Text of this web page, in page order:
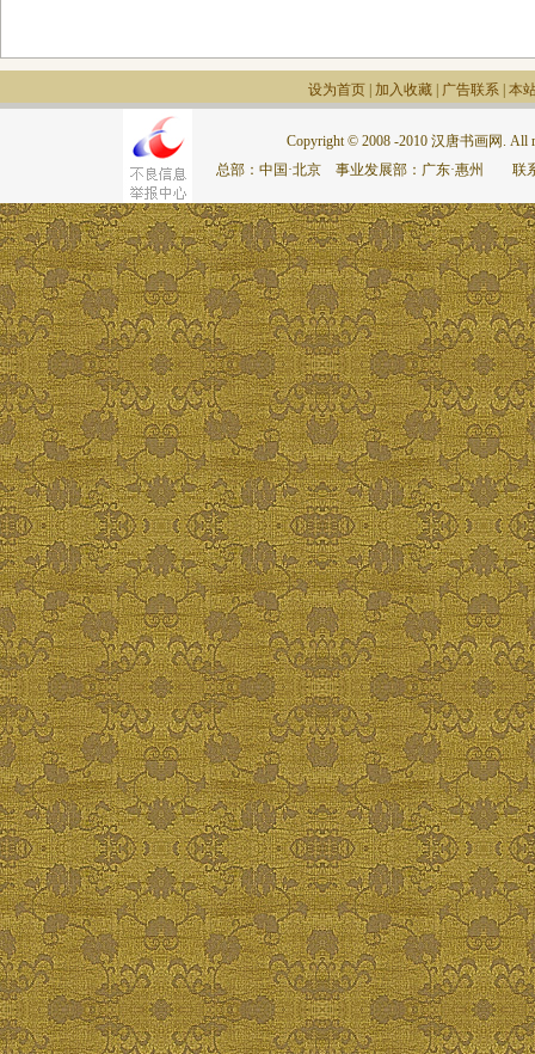
设为首页 加入收藏 广告联系 本
Copyright © 2008 -2010 汉唐书画网. All
总部：中国·北京 事业发展部：广东·惠州 联系